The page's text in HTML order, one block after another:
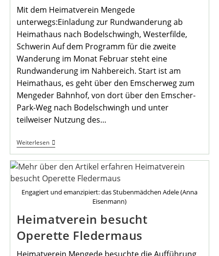
Mit dem Heimatverein Mengede
unterwegs:Einladung zur Rundwanderung ab
Heimathaus nach Bodelschwingh, Westerfilde,
Schwerin Auf dem Programm für die zweite
Wanderung im Monat Februar steht eine
Rundwanderung im Nahbereich. Start ist am
Heimathaus, es geht über den Emscherweg zum
Mengeder Bahnhof, von dort über den Emscher-
Park-Weg nach Bodelschwingh und unter
teilweiser Nutzung des…
WeiterlesenEinladung
Zur
2.
Februar-
Wanderung
2026
Engagiert und emanzipiert: das Stubenmädchen Adele (Anna
Eisenmann)
Heimatverein besucht
Operette Fledermaus